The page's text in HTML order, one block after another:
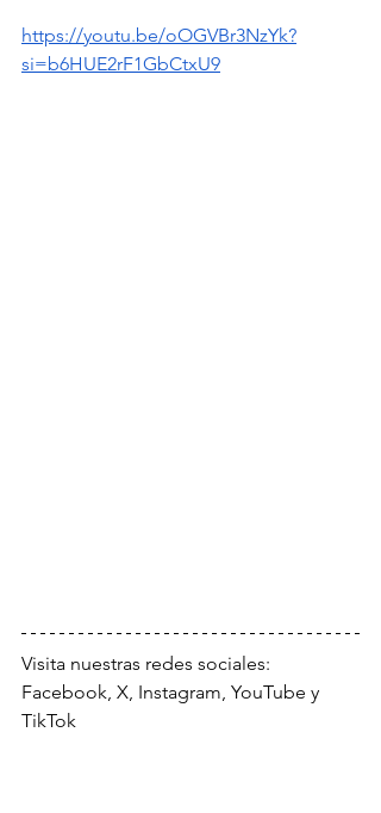
https://youtu.be/oOGVBr3NzYk?
si=b6HUE2rF1GbCtxU9
Visita nuestras redes sociales:
Facebook, X, Instagram, YouTube y
TikTok